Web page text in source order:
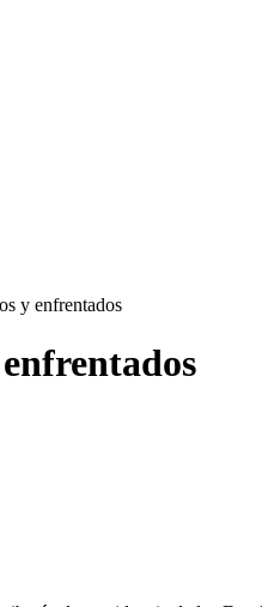
y enfrentados